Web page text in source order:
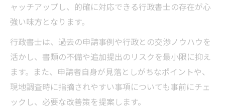
現地調査対応も安心な行政書士サービス
現地調査時の不安を解消する行政書士対応
行政書士による現地立会いサービスの重要
性
行政書士が現地指摘事項への対応策を助言
ャッチアップし、的確に対応できる行政書士の存在が心
強い味方となります。
行政書士は、過去の申請事例や行政との交渉ノウハウを
活かし、書類の不備や追加提出のリスクを最小限に抑え
ます。また、申請者自身が見落としがちなポイントや、
現地調査時に指摘されやすい事項についても事前にチェ
ックし、必要な改善策を提案します。